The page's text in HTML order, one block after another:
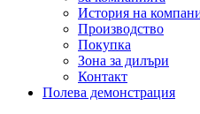
История на
Производство
Покупка
Зона за дилъри
Контакт
Полева демонстрация